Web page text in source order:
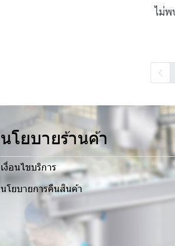
ไม่พ
นโยบายร้านค้า
เงื่อนไขบริการ
นโยบายการคืนสินค้า